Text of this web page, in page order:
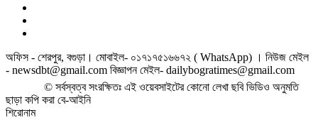
অফিস - শেরপুর, বগুড়া। মোবাইল- ০১৭১৭৫১৬৬৭২ ( WhatsApp) । নিউজ মেইল
- newsdbt@gmail.com বিজ্ঞাপন মেইল- dailybogratimes@gmail.com
© সর্বস্বত্ব সংরক্ষিতঃ এই ওয়েবসাইটের কোনো লেখা ছবি ভিডিও অনুমতি
ছাড়া কপি করা বে-আইনি
শিরোনাম